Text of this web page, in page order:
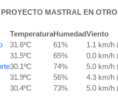
MASTRAL EN
TemperaturaHumedadViento
31.6ºC 61% 1.1 km/h
31.5ºC 65% 0.0 km/h
30.1ºC 74% 5.0 km/h
31.9ºC 56% 4.3 km/h
30.4ºC 73% 5.0 km/h